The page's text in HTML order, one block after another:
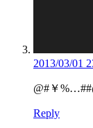
2013/03/01
@#￥
Reply